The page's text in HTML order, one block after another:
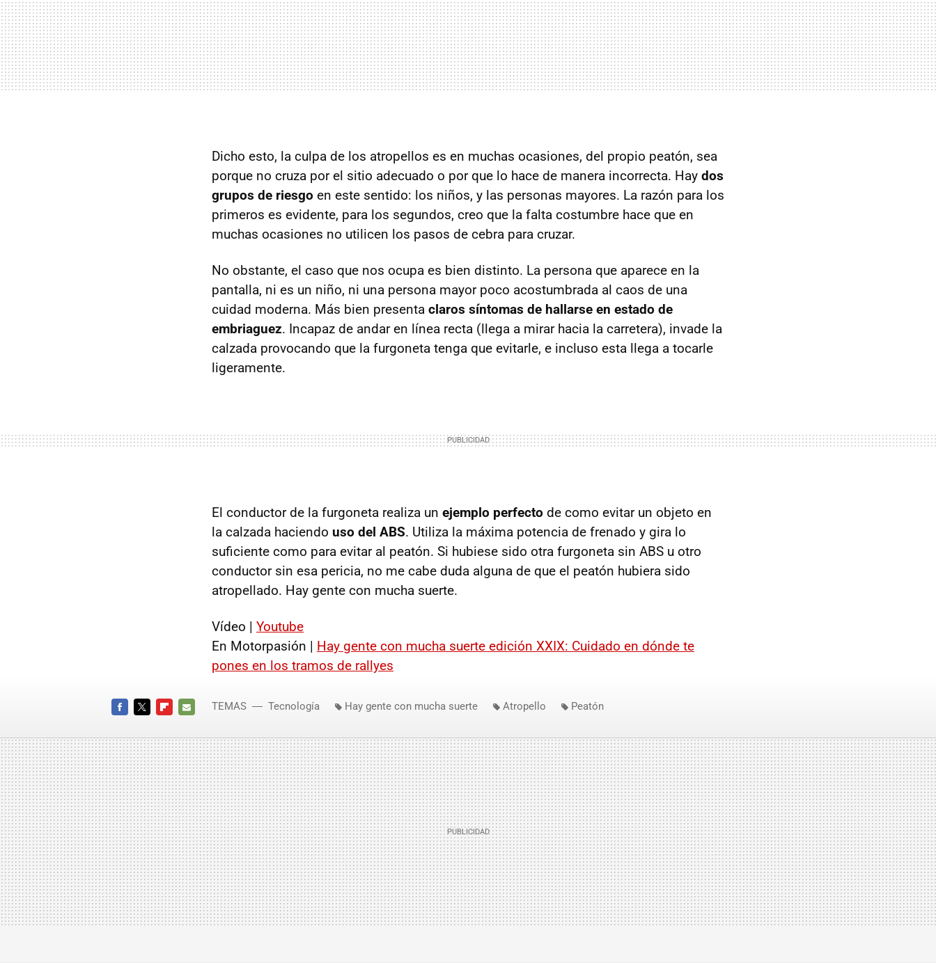
Dicho esto, la culpa de los atropellos es en muchas ocasiones, del propio peatón, sea
porque no cruza por el sitio adecuado o por que lo hace de manera incorrecta. Hay dos
grupos de riesgo en este sentido: los niños, y las personas mayores. La razón para los
primeros es evidente, para los segundos, creo que la falta costumbre hace que en
muchas ocasiones no utilicen los pasos de cebra para cruzar.
No obstante, el caso que nos ocupa es bien distinto. La persona que aparece en la
pantalla, ni es un niño, ni una persona mayor poco acostumbrada al caos de una
cuidad moderna. Más bien presenta claros síntomas de hallarse en estado de
embriaguez. Incapaz de andar en línea recta (llega a mirar hacia la carretera), invade la
calzada provocando que la furgoneta tenga que evitarle, e incluso esta llega a tocarle
ligeramente.
El conductor de la furgoneta realiza un ejemplo perfecto de como evitar un objeto en
la calzada haciendo uso del ABS. Utiliza la máxima potencia de frenado y gira lo
suficiente como para evitar al peatón. Si hubiese sido otra furgoneta sin ABS u otro
conductor sin esa pericia, no me cabe duda alguna de que el peatón hubiera sido
atropellado. Hay gente con mucha suerte.
Vídeo | Youtube
En Motorpasión | Hay gente con mucha suerte edición XXIX: Cuidado en dónde te
pones en los tramos de rallyes
MAIL
TEMAS Tecnología Hay gente con mucha suerte Atropello Peatón